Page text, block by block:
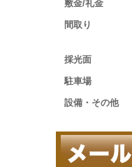
敷金/礼金
間取り
採光面
駐車場
設備・その他